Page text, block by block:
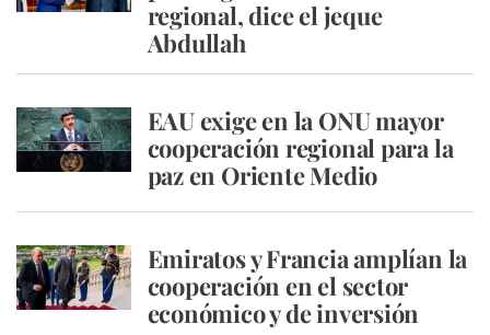
regional, dice el jeque
Abdullah
EAU exige en la ONU mayor
cooperación regional para la
paz en Oriente Medio
Emiratos y Francia amplían la
cooperación en el sector
económico y de inversión